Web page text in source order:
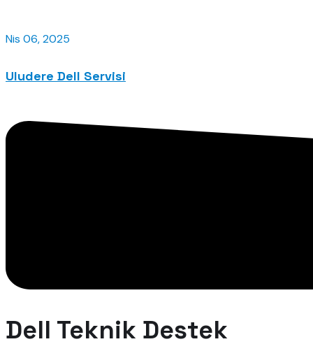
Nis 06, 2025
Uludere Dell Servisi
Dell Teknik Destek